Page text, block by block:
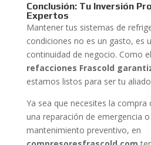
Conclusión: Tu Inversión
Expertos
Mantener tus sistemas de
condiciones no es un gasto, es
continuidad de negocio. Como
refacciones Frascold
estamos listos para ser tu
Ya sea que necesites la compra
una reparación de emergencia
mantenimiento preventivo, en